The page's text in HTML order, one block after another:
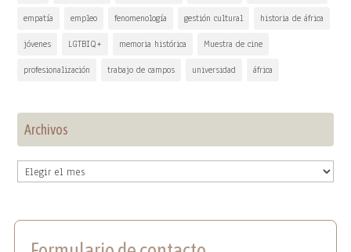
empatía empleo fenomenología gestión cultural historia de áfrica
jóvenes LGTBIQ+ memoria histórica Muestra de cine
profesionalización trabajo de campos universidad áfrica
Archivos
Archivos